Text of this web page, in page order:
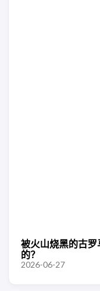
被火山烧黑的古
的？
2026-06-27